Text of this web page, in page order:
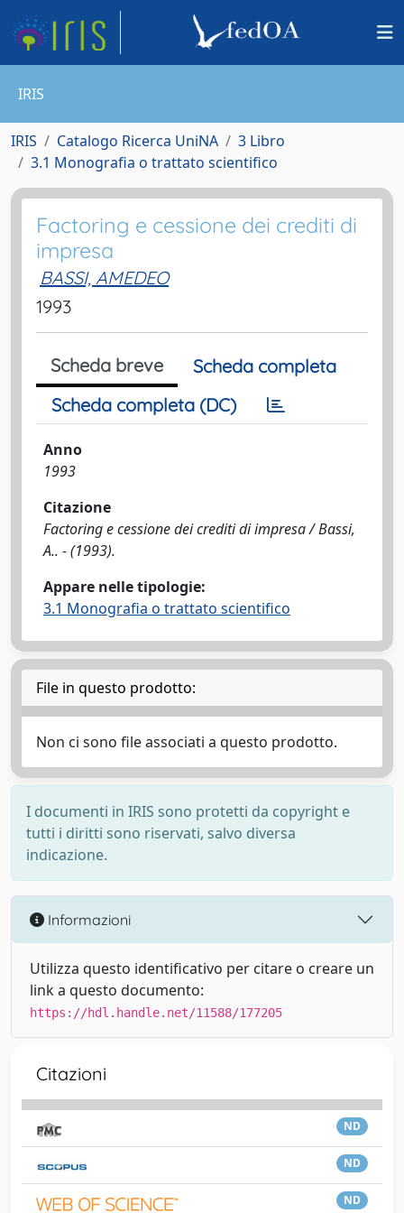
IRIS
IRIS Catalogo Ricerca UniNA
3 Libro
3.1 Monografia o trattato scientifico
Factoring e cessione dei crediti di
impresa
BASSI, AMEDEO
1993
Scheda breve
Scheda completa
Scheda completa (DC)
Anno
1993
Citazione
Factoring e cessione dei crediti di impresa / Bassi,
A.. - (1993).
Appare nelle tipologie:
3.1 Monografia o trattato scientifico
File in questo prodotto:
Non ci sono file associati a questo prodotto.
I documenti in IRIS sono protetti da copyright e
tutti i diritti sono riservati, salvo diversa
indicazione.
Informazioni
Utilizza questo identificativo per citare o creare un
link a questo documento:
https://hdl.handle.net/11588/177205
Citazioni
ND
ND
ND